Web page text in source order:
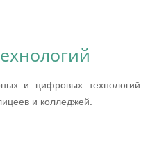
и цифровых технологий
и колледжей.